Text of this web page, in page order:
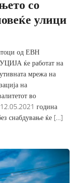
со
улици
од ЕВН
ќе работат на
мрежа на
на
во
12.05.2021 година
снабдување ќе […]